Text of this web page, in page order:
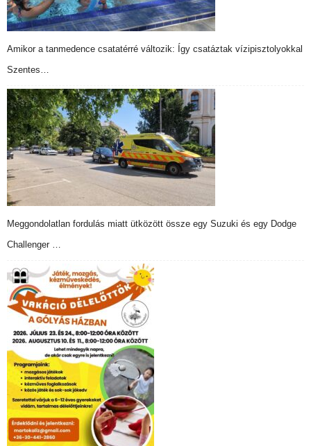
Amikor a tanmedence csatatérré változik: Így csatáztak vízipisztolyokkal
Szentes…
Meggondolatlan fordulás miatt ütközött össze egy Suzuki és egy Dodge
Challenger …